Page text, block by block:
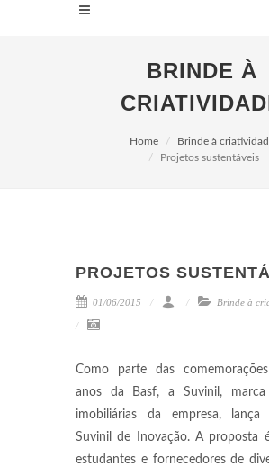
BRINDE À
Home
Brinde à
Projetos sustentáveis
PROJETOS
01/06/2015 Brinde à
Como parte das
anos da Basf, a Suvinil,
imobiliárias da empresa,
Suvinil de Inovação. A proposta
estudantes e fornecedores de